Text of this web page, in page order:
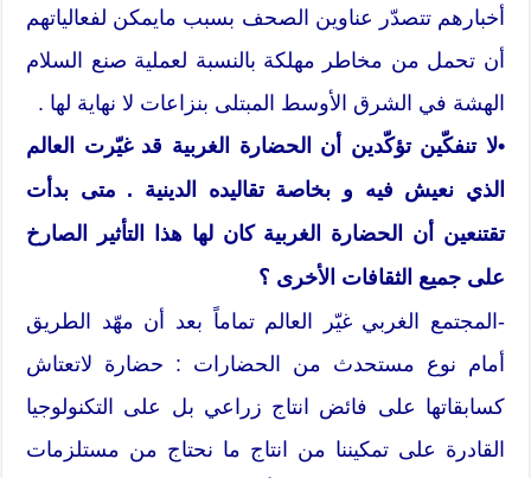
أخبارهم تتصدّر عناوين الصحف بسبب مايمكن لفعالياتهم
أن تحمل من مخاطر مهلكة بالنسبة لعملية صنع السلام
الهشة في الشرق الأوسط المبتلى بنزاعات لا نهاية لها .
•لا تنفكّين تؤكّدين أن الحضارة الغربية قد غيّرت العالم
الذي نعيش فيه و بخاصة تقاليده الدينية . متى بدأت
تقتنعين أن الحضارة الغربية كان لها هذا التأثير الصارخ
على جميع الثقافات الأخرى ؟
-المجتمع الغربي غيّر العالم تماماً بعد أن مهّد الطريق
أمام نوع مستحدث من الحضارات : حضارة لاتعتاش
كسابقاتها على فائض انتاج زراعي بل على التكنولوجيا
القادرة على تمكيننا من انتاج ما نحتاج من مستلزمات